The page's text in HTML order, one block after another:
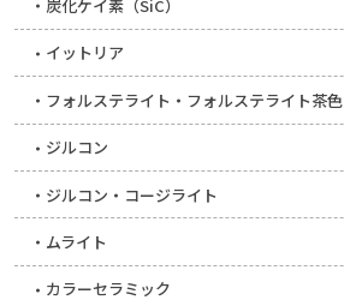
炭化ケイ素（SiC）
イットリア
フォルステライト・フォルステライト茶色
ジルコン
ジルコン・コージライト
ムライト
カラーセラミック